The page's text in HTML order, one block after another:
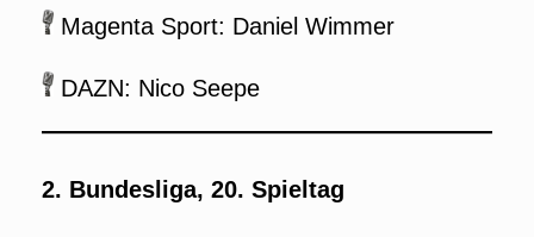
Magenta Sport: Daniel Wimmer
DAZN: Nico Seepe
2. Bundesliga, 20. Spieltag